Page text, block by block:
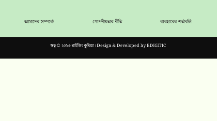
আমাদের সম্পর্কে গোপনীয়তার নীতি ব্যবহারের শর্তাবলি
স্বত্ব © ২০২৩ রাইজিং কুমিল্লা। Design & Developed byBDIGITIC